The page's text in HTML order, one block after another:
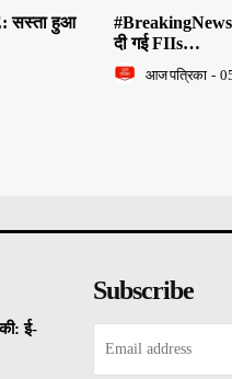
सस्ता हुआ
दी गई FIIs…
आज पत्रिका -
ई-
Subscribe